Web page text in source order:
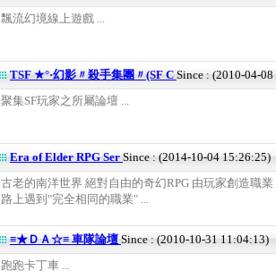
飄流幻境線上遊戲 ...
TSF ★°·幻影〃殺手集團〃(SF C Since : (2010-04-
聚集SF玩家之所屬論壇 ...
Era of Elder RPG Ser Since : (2014-10-04 15:26:25)
古老的南洋世界 絕對自由的奇幻RPG 由玩家創造職
路上遇到"完全相同的職業" ...
≡★ＤＡ☆≡ 車隊論壇 Since : (2010-10-31 11:04:13)
跑跑卡丁車 ...